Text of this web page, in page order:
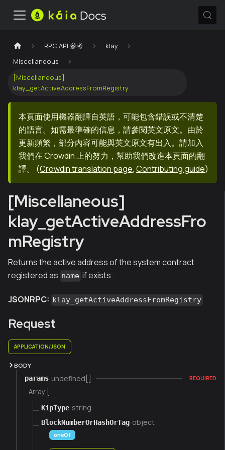
RPC API 參考
klay
Miscellaneous
[Miscellaneous]
klay_getActiveAddressFromRegistry
本頁面使用機器翻譯自英語，可能包含錯誤或不清楚
的語言。如需最準確的信息，請參閱英文原文。由於
更新頻繁，部分內容可能與英文原文有出入。請加入
我們在 Crowdin 上的努力，幫助我們改進本頁面的翻
譯。
(Crowdin translation page, Contributing guide)
[Miscellaneous]
klay_getActiveAddressFro
mRegistry
Returns the active address of the system contract
registered as name if exists.
JSONRPC: klay_getActiveAddressFromRegistry
Request
APPLICATION/JSON
BODY
params undefined[] REQUIRED
Array [
KipType string
BlockNumberOrHashOrTag object
oneOf